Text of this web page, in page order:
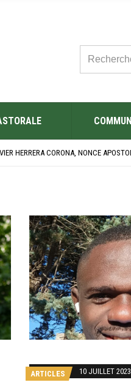
SES NOUVEAUX BACHELIERS : UNE
HERRERA CORONA, NONCE
ARTICLES 10 JUILLET 2023